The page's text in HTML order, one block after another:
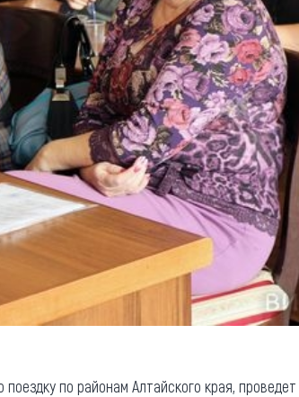
по районам Алтайского края,